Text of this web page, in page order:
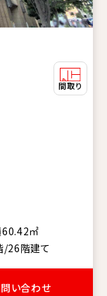
60.42㎡
/26階建て
い合わせ